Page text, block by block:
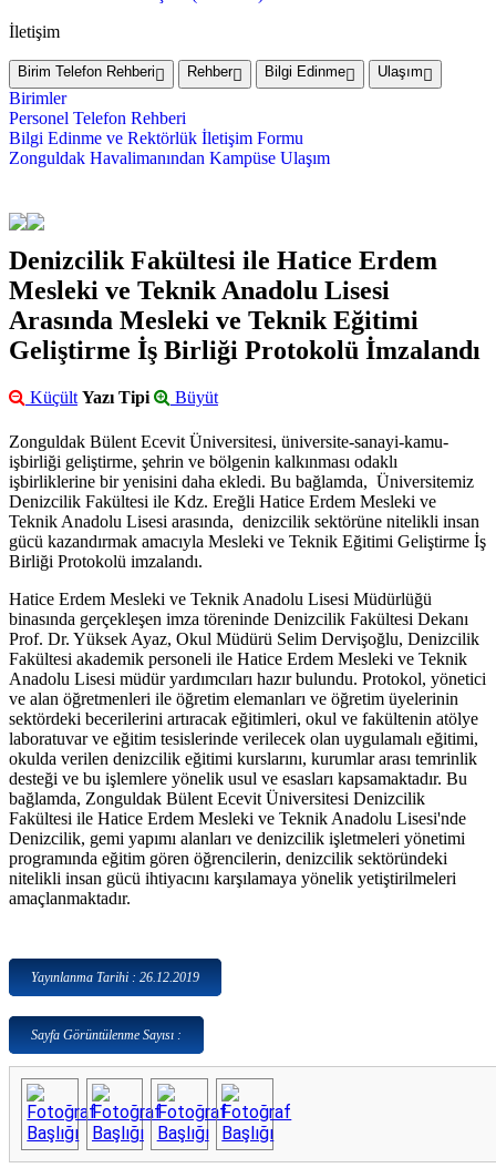
İletişim
Birim Telefon Rehberi Rehber Bilgi Edinme Ulaşım
Birimler
Personel Telefon Rehberi
Bilgi Edinme ve Rektörlük İletişim Formu
Zonguldak Havalimanından Kampüse Ulaşım
Denizcilik Fakültesi ile Hatice Erdem
Mesleki ve Teknik Anadolu Lisesi
Arasında Mesleki ve Teknik Eğitimi
Geliştirme İş Birliği Protokolü İmzalandı
Küçült Yazı Tipi Büyüt
Zonguldak Bülent Ecevit Üniversitesi, üniversite-sanayi-kamu-
işbirliği geliştirme, şehrin ve bölgenin kalkınması odaklı
işbirliklerine bir yenisini daha ekledi. Bu bağlamda, Üniversitemiz
Denizcilik Fakültesi ile Kdz. Ereğli Hatice Erdem Mesleki ve
Teknik Anadolu Lisesi arasında, denizcilik sektörüne nitelikli insan
gücü kazandırmak amacıyla Mesleki ve Teknik Eğitimi Geliştirme İş
Birliği Protokolü imzalandı.
Hatice Erdem Mesleki ve Teknik Anadolu Lisesi Müdürlüğü
binasında gerçekleşen imza töreninde Denizcilik Fakültesi Dekanı
Prof. Dr. Yüksek Ayaz, Okul Müdürü Selim Dervişoğlu, Denizcilik
Fakültesi akademik personeli ile Hatice Erdem Mesleki ve Teknik
Anadolu Lisesi müdür yardımcıları hazır bulundu. Protokol, yönetici
ve alan öğretmenleri ile öğretim elemanları ve öğretim üyelerinin
sektördeki becerilerini artıracak eğitimleri, okul ve fakültenin atölye
laboratuvar ve eğitim tesislerinde verilecek olan uygulamalı eğitimi,
okulda verilen denizcilik eğitimi kurslarını, kurumlar arası temrinlik
desteği ve bu işlemlere yönelik usul ve esasları kapsamaktadır. Bu
bağlamda, Zonguldak Bülent Ecevit Üniversitesi Denizcilik
Fakültesi ile Hatice Erdem Mesleki ve Teknik Anadolu Lisesi'nde
Denizcilik, gemi yapımı alanları ve denizcilik işletmeleri yönetimi
programında eğitim gören öğrencilerin, denizcilik sektöründeki
nitelikli insan gücü ihtiyacını karşılamaya yönelik yetiştirilmeleri
amaçlanmaktadır.
Yayınlanma Tarihi : 26.12.2019
Sayfa Görüntülenme Sayısı :